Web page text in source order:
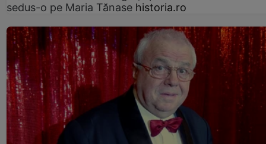
sedus-o pe Maria Tănase historia.ro